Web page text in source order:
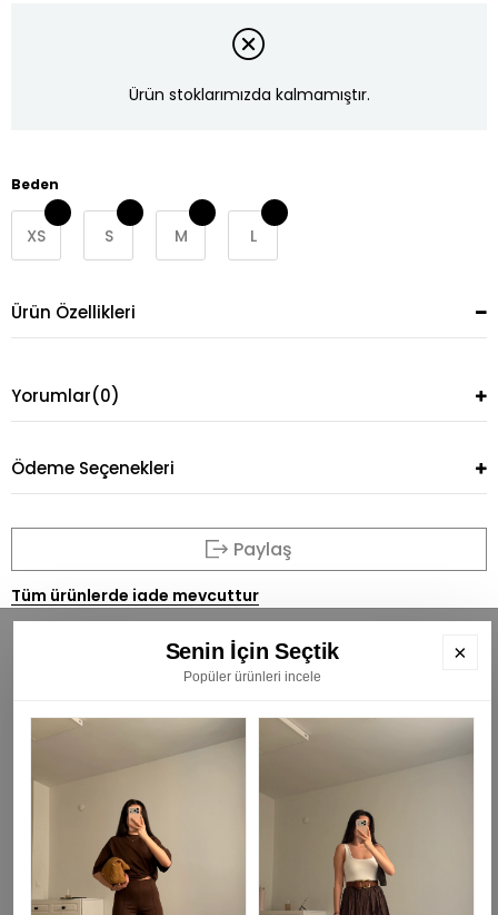
Ürün stoklarımızda kalmamıştır.
Beden
XS S M L
Ürün Özellikleri
Yorumlar(0)
Ödeme Seçenekleri
Paylaş
Tüm ürünlerde iade mevcuttur
BÜLTENİMİZE ÜYE OLUN
Gizlilik Politikası - HAKKIMIZDA -SIKÇA SORULAN SORULAR -
Senin İçin Seçtik
Popüler ürünleri incele
×